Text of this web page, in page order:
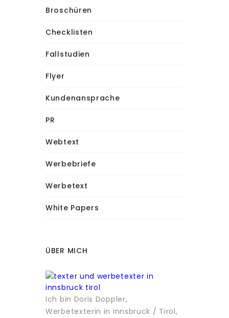
Broschüren
Checklisten
Fallstudien
Flyer
Kundenansprache
PR
Webtext
Werbebriefe
Werbetext
White Papers
ÜBER MICH
Ich bin Doris Doppler,
Werbetexterin in Innsbruck / Tirol,